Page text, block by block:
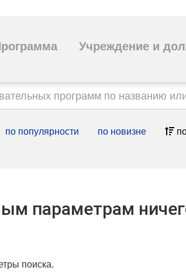
Учреждение и
по популярности по новизне
параметрам
поиска.